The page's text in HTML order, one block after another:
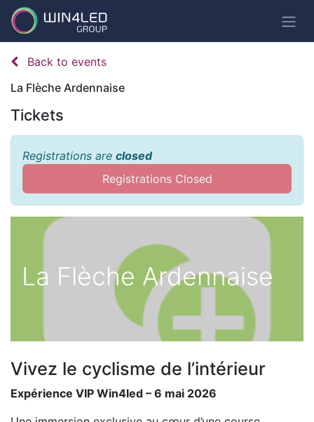
Back to events
La Flèche Ardennaise
Tickets
Registrations are closed
Registrations Closed
La Flèche Ardennaise
Vivez le cyclisme de l’intérieur
Expérience VIP Win4led – 6 mai 2026